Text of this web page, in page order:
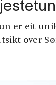
er eit
over